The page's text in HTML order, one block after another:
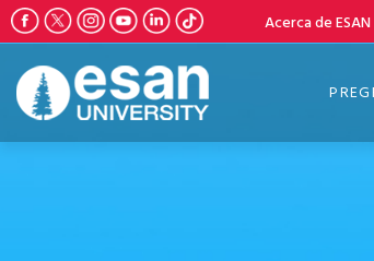
Acerca de ESAN